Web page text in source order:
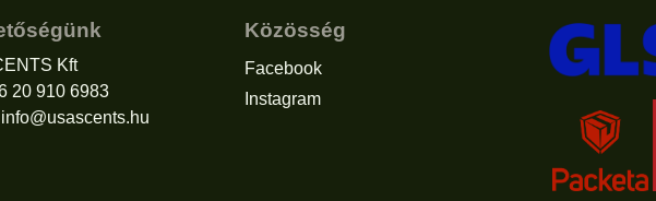
Kft
20 910 6983
info@usascents.hu
Közösség
Facebook
Instagram